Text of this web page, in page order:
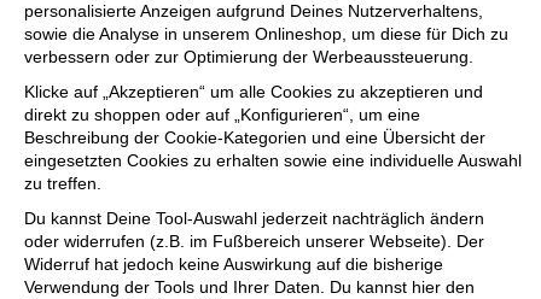
personalisierte Anzeigen aufgrund Deines Nutzerverhaltens,
sowie die Analyse in unserem Onlineshop, um diese für Dich zu
verbessern oder zur Optimierung der Werbeaussteuerung.
Klicke auf „Akzeptieren“ um alle Cookies zu akzeptieren und
direkt zu shoppen oder auf „Konfigurieren“, um eine
Beschreibung der Cookie-Kategorien und eine Übersicht der
eingesetzten Cookies zu erhalten sowie eine individuelle Auswahl
zu treffen.
Du kannst Deine Tool-Auswahl jederzeit nachträglich ändern
oder widerrufen (z.B. im Fußbereich unserer Webseite). Der
Widerruf hat jedoch keine Auswirkung auf die bisherige
Verwendung der Tools und Ihrer Daten. Du kannst hier den